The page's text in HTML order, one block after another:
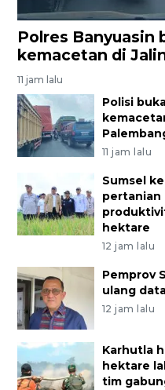
Polres Banyuasin
kemacetan di
11 jam lalu
Polisi
11 jam lalu
Sumsel
pertanian
hektare
12 jam lalu
Pemprov
ulang
12 jam lalu
Karhutla
hektare
tim